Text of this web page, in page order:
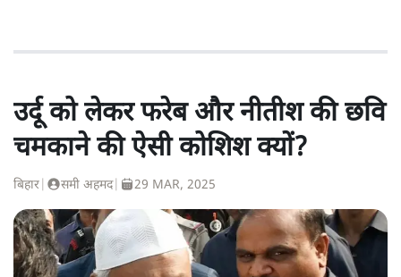
उर्दू को लेकर फरेब और नीतीश की छवि
चमकाने की ऐसी कोशिश क्यों?
बिहार समी अहमद| 29 MAR, 2025